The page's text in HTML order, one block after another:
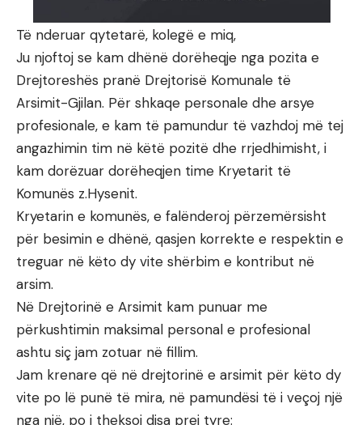
Të nderuar qytetarë, kolegë e miq,
Ju njoftoj se kam dhënë dorëheqje nga pozita e
Drejtoreshës pranë Drejtorisë Komunale të
Arsimit-Gjilan. Për shkaqe personale dhe arsye
profesionale, e kam të pamundur të vazhdoj më tej
angazhimin tim në këtë pozitë dhe rrjedhimisht, i
kam dorëzuar dorëheqjen time Kryetarit të
Komunës z.Hysenit.
Kryetarin e komunës, e falënderoj përzemërsisht
për besimin e dhënë, qasjen korrekte e respektin e
treguar në këto dy vite shërbim e kontribut në
arsim.
Në Drejtorinë e Arsimit kam punuar me
përkushtimin maksimal personal e profesional
ashtu siç jam zotuar në fillim.
Jam krenare që në drejtorinë e arsimit për këto dy
vite po lë punë të mira, në pamundësi të i veçoj një
nga një, po i theksoj disa prej tyre: